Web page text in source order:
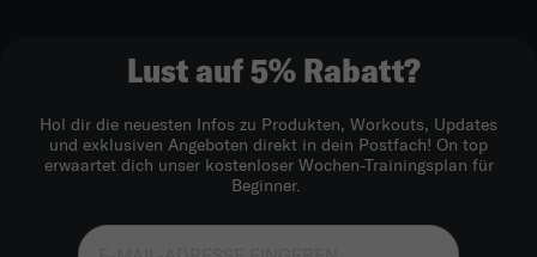
Lust auf 5% Rabatt?
Hol dir die neuesten Infos zu Produkten, Workouts, Updates
und exklusiven Angeboten direkt in dein Postfach! On top
erwaartet dich unser kostenloser Wochen-Trainingsplan für
Beginner.